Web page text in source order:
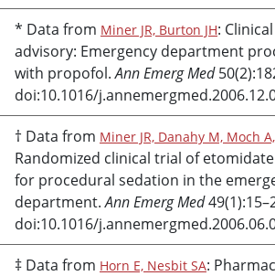
* Data from Miner JR, Burton JH:
advisory: Emergency department
with propofol.Ann Emerg Med
doi:10.1016/
† Data from Miner JR, Danahy M, Moch
Randomized clinical trial ofetomidate
for procedural sedation in the
department.Ann Emerg Med
doi:10.1016/
‡ Data from Horn E, Nesbit SA: